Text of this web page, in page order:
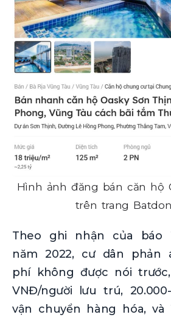
Hình ảnh đăng bán căn hộ
trên trang
Theo ghi nhận của báo
năm 2022, cư dân phản
phí không được nói
VNĐ/người lưu trú,
vận chuyển hàng hóa, và